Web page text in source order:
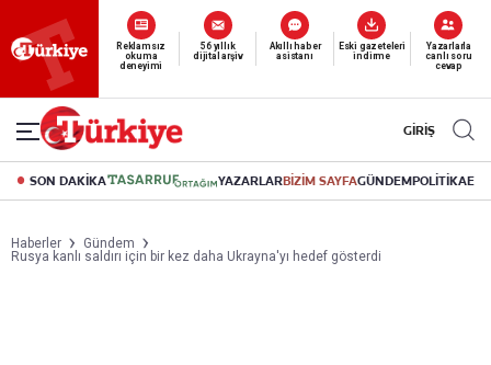
Yeni nesil dijital
abonelik 19 TL’den başlayan fiyatlarla.
GİRİŞ
SON DAKİKA YAZARLARBİZİM SAYFAGÜNDEMPOLİTİKA
Haberler
Gündem
Rusya kanlı saldırı için bir kez daha Ukrayna'yı hedef gösterdi